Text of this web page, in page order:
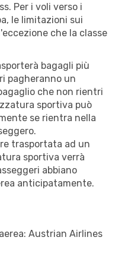
Per i voli verso i
le limitazioni sui
che la classe
bagagli più
pagheranno un
che non rientri
sportiva può
se rientra nella
trasportata ad un
sportiva verrà
abbiano
anticipatamente.
Austrian Airlines